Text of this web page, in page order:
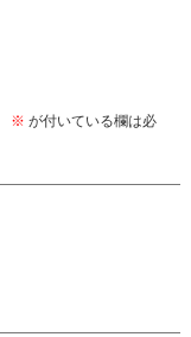
※ が付いている欄は必